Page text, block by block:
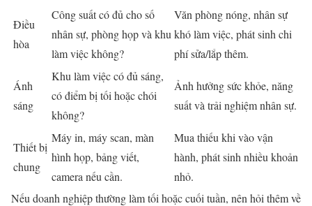
Điều
hòa
Công suất có đủ cho số
nhân sự, phòng họp và khu
làm việc không?
Văn phòng nóng, nhân sự
khó làm việc, phát sinh chi
phí sửa/lắp thêm.
Ánh
sáng
Khu làm việc có đủ sáng,
có điểm bị tối hoặc chói
không?
Ảnh hưởng sức khỏe, năng
suất và trải nghiệm nhân sự.
Thiết bị
chung
Máy in, máy scan, màn
hình họp, bảng viết,
camera nếu cần.
Mua thiếu khi vào vận
hành, phát sinh nhiều khoản
nhỏ.
Nếu doanh nghiệp thường làm tối hoặc cuối tuần, nên hỏi thêm về